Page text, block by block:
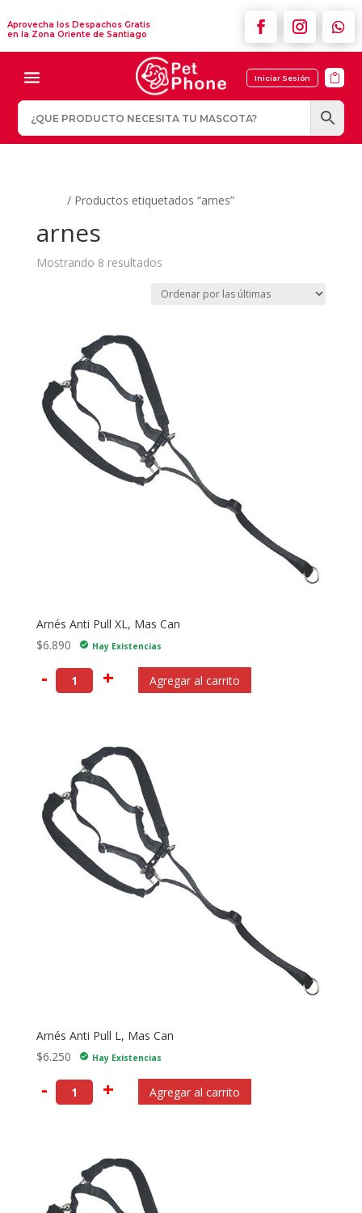
Aprovecha los Despachos Gratis
en la Zona Oriente de Santiago
Iniciar Sesión 
/ Productos etiquetados “arnes”
arnes
Mostrando 8 resultadosOrdenado
los
Arnés Anti Pull XL, Mas Can
$6.890 check_circle Hay Existencias
- + Agregar al carrito
Arnés Anti Pull L, Mas Can
$6.250 check_circle Hay Existencias
- + Agregar al carrito